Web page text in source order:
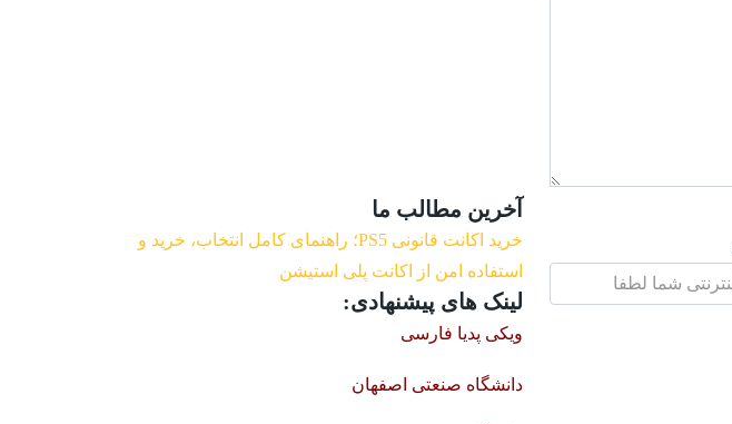
آخرین مطالب ما
خرید اکانت قانونی PS5؛ راهنمای کامل انتخاب، خرید و
استفاده امن از اکانت پلی استیشن
لینک های پیشنهادی:
ویکی پدیا فارسی
دانشگاه صنعتی اصفهان